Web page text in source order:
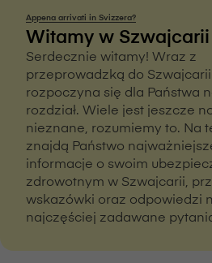
Appena arrivati in Svizzera?
Witamy w Szwajcarii
Serdecznie witamy! Wraz z
przeprowadzką do Szwajcarii
rozpoczyna się dla Państwa
rozdział. Wiele jest jeszcze
nieznane, rozumiemy to. Na
znajdą Państwo
informacje o swoim
zdrowotnym w Szwajcarii,
wskazówki oraz odpowiedzi
najczęściej zadawane